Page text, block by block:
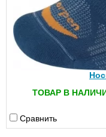
ТОВАР В
Сравнить